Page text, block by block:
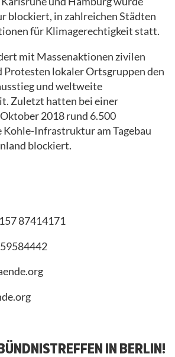
blockiert, in zahlreichen Städten
für Klimagerechtigkeit statt.
mit Massenaktionen zivilen
Protesten lokaler Ortsgruppen den
und weltweite
Zuletzt hatten bei einer
2018 rund 6.500
Infrastruktur am Tagebau
blockiert.
87414171
IN BERLIN!